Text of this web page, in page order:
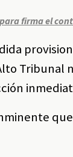
firma el
Tribunal